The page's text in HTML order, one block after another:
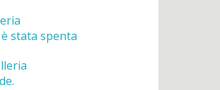
stata spenta